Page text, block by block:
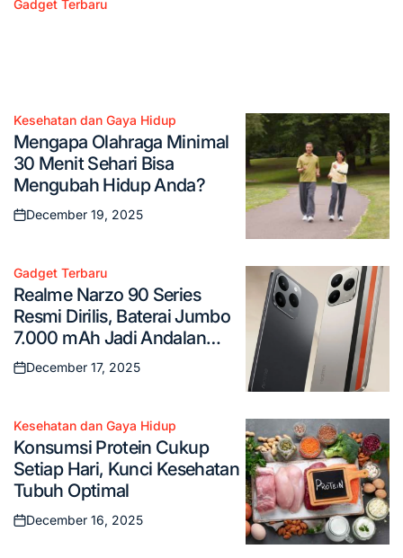
Posted
Gadget Terbaru
Posted
in
Kesehatan dan Gaya Hidup
Mengapa Olahraga Minimal
30 Menit Sehari Bisa
Mengubah Hidup Anda?
Posted
December 19, 2025
Posted
in
Gadget Terbaru
Realme Narzo 90 Series
Resmi Dirilis, Baterai Jumbo
7.000 mAh Jadi Andalan
Utama
Posted
December 17, 2025
Posted
in
Kesehatan dan Gaya Hidup
Konsumsi Protein Cukup
Setiap Hari, Kunci Kesehatan
Tubuh Optimal
Posted
December 16, 2025